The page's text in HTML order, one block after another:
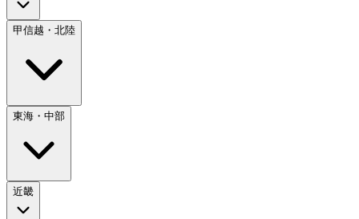
甲信越・北陸
東海・中部
近畿